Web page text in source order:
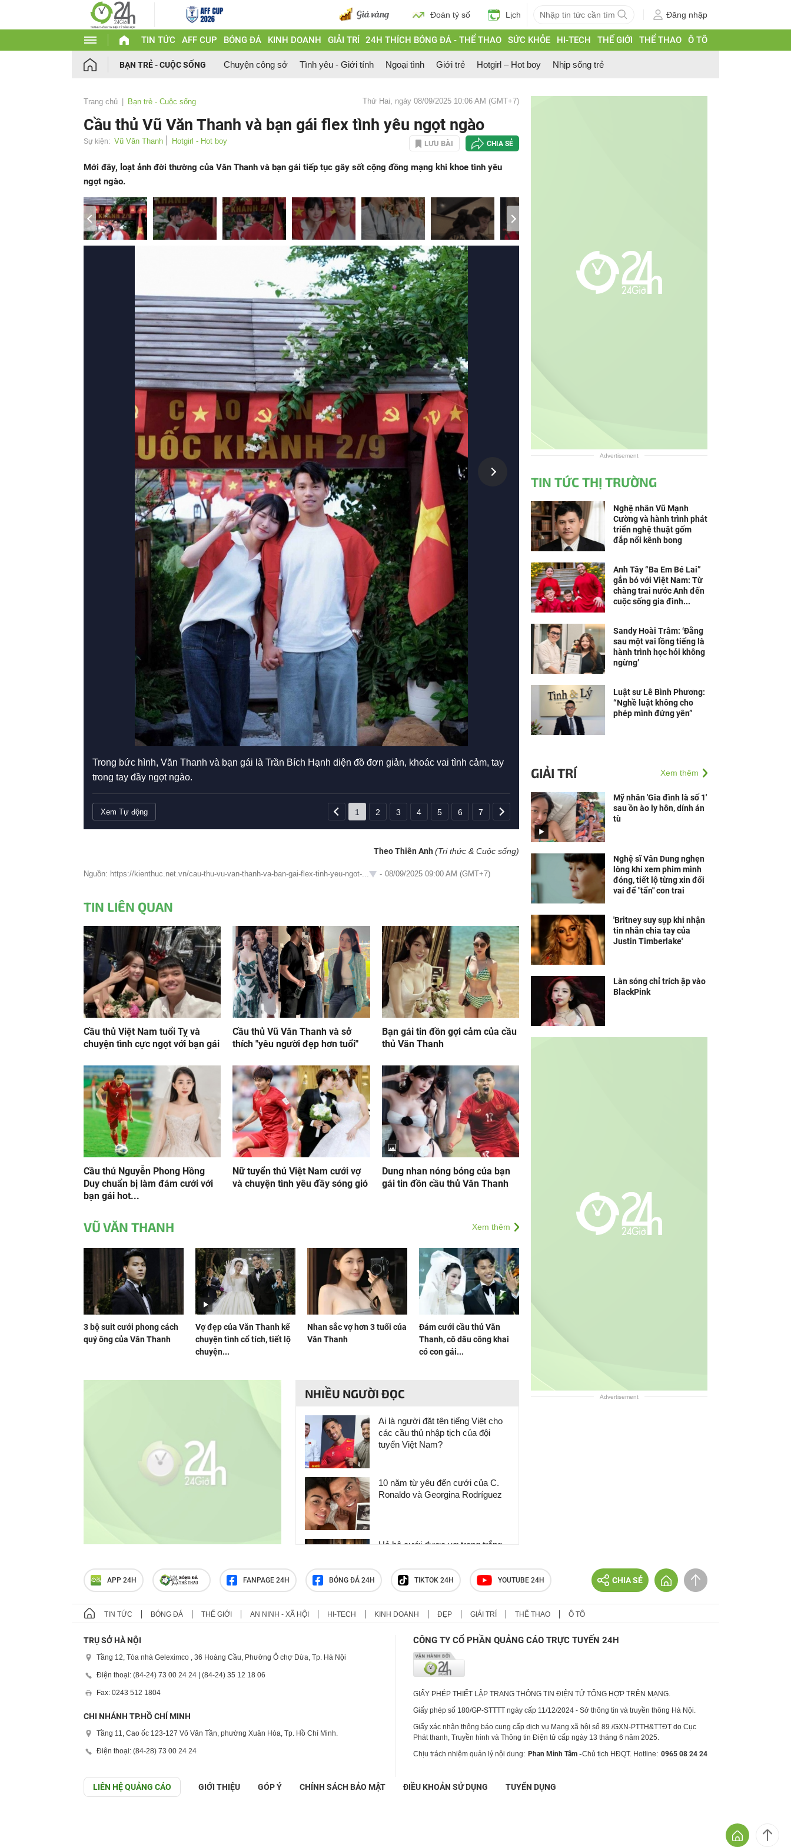
Đoán tỷ số Lịch Đăng nhập
TIN TỨC AFF CUP BÓNG ĐÁ KINH DOANH GIẢI TRÍ 24H THÍCH BÓNG ĐÁ - THỂ THAO SỨC KHỎE HI-TECH THẾ GIỚI THỂ THAO Ô TÔ
BẠN TRẺ - CUỘC SỐNG Chuyện công sở Tình yêu - Giới tính Ngoại tình Giới trẻ Hotgirl – Hot boy Nhịp sống trẻ
Trang chủ Bạn trẻ - Cuộc sống Thứ Hai, ngày 08/09/2025 10:06 AM (GMT+7)
Cầu thủ Vũ Văn Thanh và bạn gái flex tình yêu ngọt ngào
Sự kiện: Vũ Văn Thanh Hotgirl - Hot boy LƯU BÀI CHIA SẺ
Mới đây, loạt ảnh đời thường của Văn Thanh và bạn gái tiếp tục gây sốt cộng đồng mạng khi khoe tình yêu
ngọt ngào.
Trong bức hình, Văn Thanh và bạn gái là Trần Bích Hạnh diện đồ đơn giản, khoác vai tình cảm, tay
trong tay đầy ngọt ngào.
Xem Tự động 1 2 3 4 5 6 7
Theo Thiên Anh (Tri thức & Cuộc sống)
Nguồn: https://kienthuc.net.vn/cau-thu-vu-van-thanh-va-ban-gai-flex-tinh-yeu-ngot-... - 08/09/2025 09:00 AM (GMT+7)
TIN LIÊN QUAN
Cầu thủ Việt Nam tuổi Tỵ và
chuyện tình cực ngọt với bạn gái
Cầu thủ Vũ Văn Thanh và sở
thích "yêu người đẹp hơn tuổi"
Bạn gái tin đồn gợi cảm của cầu
thủ Văn Thanh
Cầu thủ Nguyễn Phong Hồng
Duy chuẩn bị làm đám cưới với
bạn gái hot...
Nữ tuyển thủ Việt Nam cưới vợ
và chuyện tình yêu đầy sóng gió
Dung nhan nóng bỏng của bạn
gái tin đồn cầu thủ Văn Thanh
VŨ VĂN THANH Xem thêm
3 bộ suit cưới phong cách
quý ông của Văn Thanh
Vợ đẹp của Văn Thanh kể
chuyện tình cổ tích, tiết lộ
chuyện...
Nhan sắc vợ hơn 3 tuổi của
Văn Thanh
Đám cưới cầu thủ Văn
Thanh, cô dâu công khai
có con gái...
NHIỀU NGƯỜI ĐỌC
Ai là người đặt tên tiếng Việt cho
các cầu thủ nhập tịch của đội
tuyển Việt Nam?
10 năm từ yêu đến cưới của C.
Ronaldo và Georgina Rodríguez
Hả hê cưới được vợ trong trắng,
báo khiến bản thân chết lặng, bẽ
bàng
Loạt ồn ào của Huấn Hoa Hồng
Advertisement
TIN TỨC THỊ TRƯỜNG
Nghệ nhân Vũ Mạnh
Cường và hành trình phát
triển nghệ thuật gốm
đắp nổi kênh bong
Anh Tây “Ba Em Bé Lai”
gắn bó với Việt Nam: Từ
chàng trai nước Anh đến
cuộc sống gia đình...
Sandy Hoài Trâm: ‘Đằng
sau một vai lồng tiếng là
hành trình học hỏi không
ngừng’
Luật sư Lê Bình Phương:
“Nghề luật không cho
phép mình đứng yên”
GIẢI TRÍ Xem thêm
Mỹ nhân 'Gia đình là số 1'
sau ồn ào ly hôn, dính án
tù
Nghệ sĩ Vân Dung nghẹn
lòng khi xem phim mình
đóng, tiết lộ từng xin đổi
vai để "tẩn" con trai
'Britney suy sụp khi nhận
tin nhắn chia tay của
Justin Timberlake'
Làn sóng chỉ trích ập vào
BlackPink
Advertisement
APP 24H FANPAGE 24H BÓNG ĐÁ 24H TIKTOK 24H YOUTUBE 24H CHIA SẺ
TIN TỨC BÓNG ĐÁ THẾ GIỚI AN NINH - XÃ HỘI HI-TECH KINH DOANH ĐẸP GIẢI TRÍ THỂ THAO Ô TÔ
TRỤ SỞ HÀ NỘI
Tầng 12, Tòa nhà Geleximco , 36 Hoàng Cầu, Phường Ô chợ Dừa, Tp. Hà Nội
Điện thoại: (84-24) 73 00 24 24 | (84-24) 35 12 18 06
Fax: 0243 512 1804
CHI NHÁNH TP.HỒ CHÍ MINH
Tầng 11, Cao ốc 123-127 Võ Văn Tần, phường Xuân Hòa, Tp. Hồ Chí Minh.
Điện thoại: (84-28) 73 00 24 24
CÔNG TY CỔ PHẦN QUẢNG CÁO TRỰC TUYẾN 24H
GIẤY PHÉP THIẾT LẬP TRANG THÔNG TIN ĐIỆN TỬ TỔNG HỢP TRÊN MẠNG.
Giấy phép số 180/GP-STTTT ngày cấp 11/12/2024 - Sở thông tin và truyền thông Hà Nội.
Giấy xác nhận thông báo cung cấp dịch vụ Mạng xã hội số 89 /GXN-PTTH&TTĐT do Cục
Phát thanh, Truyền hình và Thông tin Điện tử cấp ngày 13 tháng 6 năm 2025.
Chịu trách nhiệm quản lý nội dung: Phan Minh Tâm -Chủ tịch HĐQT. Hotline: 0965 08 24 24
LIÊN HỆ QUẢNG CÁO GIỚI THIỆU GÓP Ý CHÍNH SÁCH BẢO MẬT ĐIỀU KHOẢN SỬ DỤNG TUYỂN DỤNG